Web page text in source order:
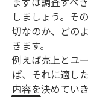
しましょう。そ
切なのか、どの
きます。
例えば売上とユ
ば、それに適し
内容を決めていき